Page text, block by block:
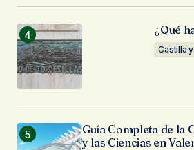
¿Qué
Castilla
Guía Completa de la
y las Ciencias en